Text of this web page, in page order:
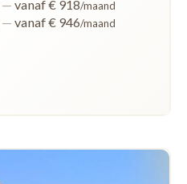
— vanaf € 918/maand
— vanaf € 946/maand